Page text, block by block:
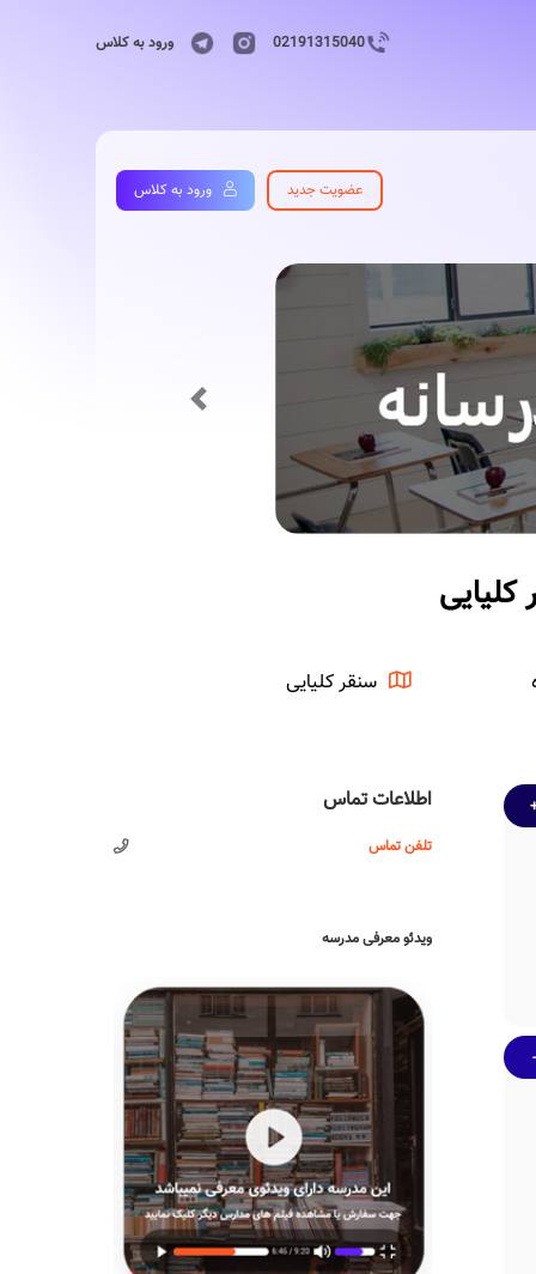
02191315040 ورود به کلاس
عضویت جدید ورود به کلاس
Previous
سنقر کلیایی
اطلاعات تماس
تلفن تماس
ویدئو معرفی مدرسه